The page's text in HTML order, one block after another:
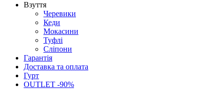
Взуття
Черевики
Кеди
Мокасини
Туфлі
Сліпони
Гарантія
Доставка та оплата
Гурт
OUTLET -90%